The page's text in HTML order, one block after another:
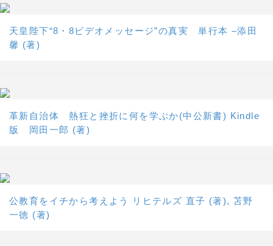
天皇陛下“8・8ビデオメッセージ”の真実 単行本 –添田
馨 (著)
革新自治体 熱狂と挫折に何を学ぶか(中公新書) Kindle
版 岡田一郎 (著)
公教育をイチから考えよう リヒテルズ 直子 (著), 苫野
一徳 (著)